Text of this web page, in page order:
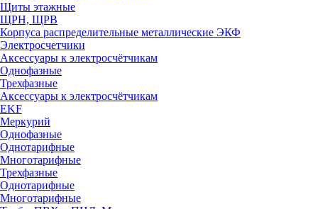
Щиты этажные
ЩРН, ЩРВ
Корпуса распределительные металлические ЭКФ
Электросчетчики
Аксессуары к электросчётчикам
Однофазные
Трехфазные
Аксессуары к электросчётчикам
EKF
Меркурий
Однофазные
Однотарифные
Многотарифные
Трехфазные
Однотарифные
Многотарифные